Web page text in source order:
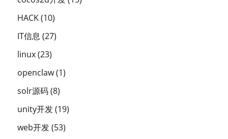
HACK(10)
IT信息 (27)
linux(23)
openclaw(1)
solr源码(8)
unity开发(19)
web开发(53)